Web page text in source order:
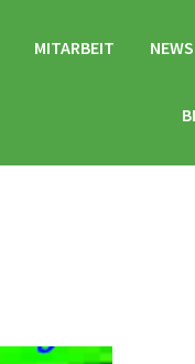
MITARBEIT NEWS